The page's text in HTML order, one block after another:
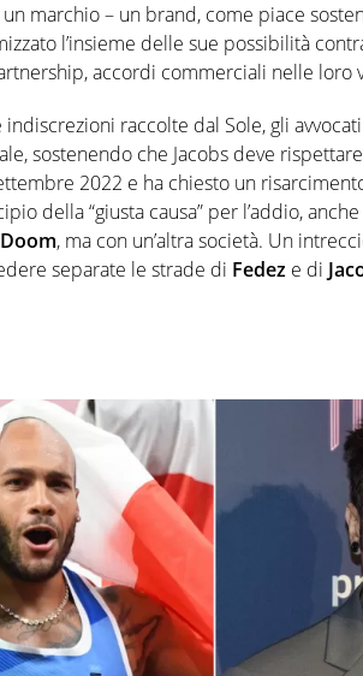
un marchio – un brand, come piace
l’insieme delle sue possibilità
accordi commerciali nelle loro
raccolte dal Sole, gli
sostenendo che Jacobs deve
2022 e ha chiesto un
della “giusta causa” per l’addio,
Doom, ma con un’altra società. Un
separate le strade di Fedez e di